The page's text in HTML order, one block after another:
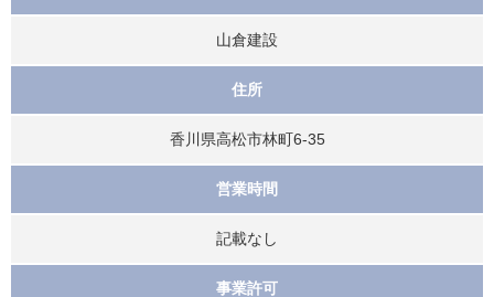
山倉建設
住所
香川県高松市林町6-35
営業時間
記載なし
事業許可